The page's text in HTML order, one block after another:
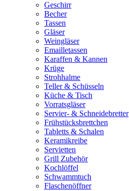
Geschirr
Becher
Tassen
Gläser
Weingläser
Emailletassen
Karaffen & Kannen
Krüge
Strohhalme
Teller & Schüsseln
Küche & Tisch
Vorratsgläser
Servier- & Schneidebretter
Frühstücksbrettchen
Tabletts & Schalen
Keramikreibe
Servietten
Grill Zubehör
Kochlöffel
Schwammtuch
Flaschenöffner